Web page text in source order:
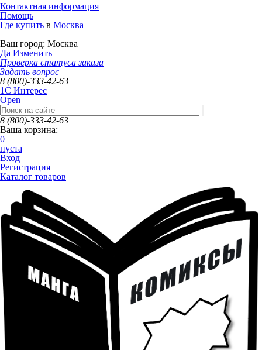
Контактная информация
Помощь
Где купить в Москва
Ваш город: Москва
Да Изменить
Проверка статуса заказа
Задать вопрос
8 (800)-333-42-63
1C Интерес
Open
8 (800)-333-42-63
Ваша корзина:
0
пуста
Вход
Регистрация
Каталог товаров